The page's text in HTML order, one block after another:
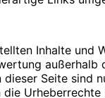
Bilder und
wir
der
Inhalte und
dieser Seite